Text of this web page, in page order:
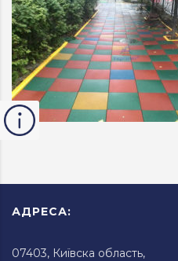
АДРЕСА:
07403, Київска область,